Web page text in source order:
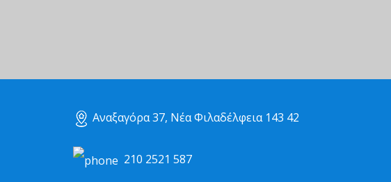
Αναξαγόρα 37, Νέα Φιλαδέλφεια 143 42
210 2521 587